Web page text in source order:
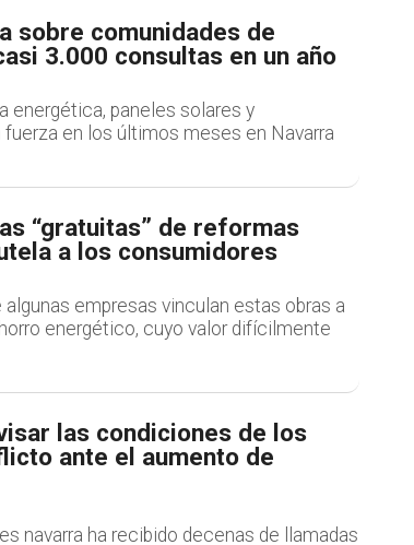
sobre comunidades de
3.000 consultas en un año
energética, paneles solares y
en los últimos meses en Navarra
“gratuitas” de reformas
a los consumidores
empresas vinculan estas obras a
energético, cuyo valor difícilmente
las condiciones de los
ante el aumento de
navarra ha recibido decenas de llamadas